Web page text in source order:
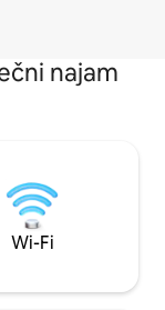
najam
Wi-Fi